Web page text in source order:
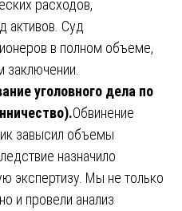
расходов,
активов. Суд
в полном объеме,
заключении.
уголовного дела по
Обвинение
завысил объемы
назначило
экспертизу. Мы не только
и провели анализ